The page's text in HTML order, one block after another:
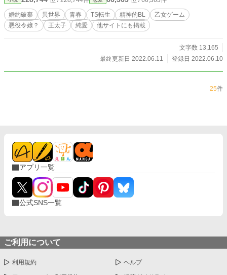
婚約破棄 異世界 青春 TS転生 精神的BL
乙女ゲーム
悪役令嬢？
王太子 純愛 他サイトにも掲載
文字数 13,165
最終更新日 2022.06.11
登録日 2022.06.10
25件
アプリ一覧
公式SNS一覧
ご利用について
利用規約 ヘルプ